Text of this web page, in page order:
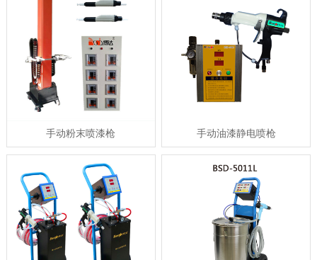
手动粉末喷漆枪 手动油漆静电喷枪